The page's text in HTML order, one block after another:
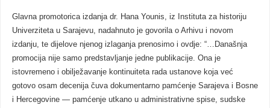
Glavna promotorica izdanja dr. Hana Younis, iz Instituta za historiju
Univerziteta u Sarajevu, nadahnuto je govorila o Arhivu i novom
izdanju, te dijelove njenog izlaganja prenosimo i ovdje: “…Današnja
promocija nije samo predstavljanje jedne publikacije. Ona je
istovremeno i obilježavanje kontinuiteta rada ustanove koja već
gotovo osam decenija čuva dokumentarno pamćenje Sarajeva i Bosne
i Hercegovine — pamćenje utkano u administrativne spise, sudske